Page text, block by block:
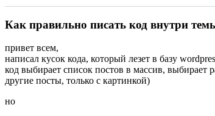
Как правильно писать код внутри
привет всем,
написал кусок кода, который лезет в базу
код выбирает список постов в массив, выбирает
другие посты, только с картинкой)
но